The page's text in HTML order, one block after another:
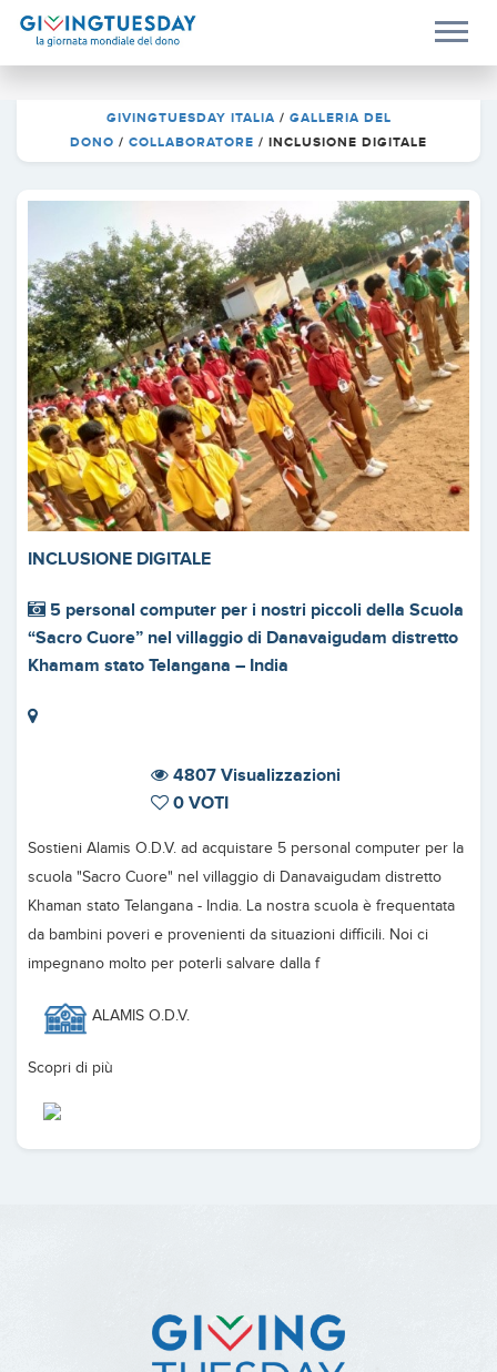
GIVINGTUESDAY ITALIA / GALLERIA DEL
DONO / COLLABORATORE / INCLUSIONE DIGITALE
INCLUSIONE DIGITALE
5 personal computer per i nostri piccoli della Scuola
“Sacro Cuore” nel villaggio di Danavaigudam distretto
Khamam stato Telangana – India
4807 Visualizzazioni
0 VOTI
Sostieni Alamis O.D.V. ad acquistare 5 personal computer per la
scuola "Sacro Cuore" nel villaggio di Danavaigudam distretto
Khaman stato Telangana - India. La nostra scuola è frequentata
da bambini poveri e provenienti da situazioni difficili. Noi ci
impegnano molto per poterli salvare dalla f
ALAMIS O.D.V.
Scopri di più